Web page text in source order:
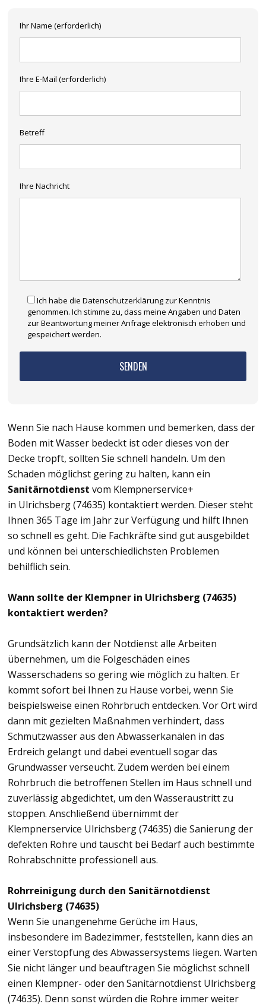
Ihr Name (erforderlich)
Ihre E-Mail (erforderlich)
Betreff
Ihre Nachricht
Ich habe die Datenschutzerklärung zur Kenntnis
genommen. Ich stimme zu, dass meine Angaben und Daten
zur Beantwortung meiner Anfrage elektronisch erhoben und
gespeichert werden.
Wenn Sie nach Hause kommen und bemerken, dass der
Boden mit Wasser bedeckt ist oder dieses von der
Decke tropft, sollten Sie schnell handeln. Um den
Schaden möglichst gering zu halten, kann ein
Sanitärnotdienst vom Klempnerservice+
in Ulrichsberg (74635) kontaktiert werden. Dieser steht
Ihnen 365 Tage im Jahr zur Verfügung und hilft Ihnen
so schnell es geht. Die Fachkräfte sind gut ausgebildet
und können bei unterschiedlichsten Problemen
behilflich sein.
Wann sollte der Klempner in Ulrichsberg (74635)
kontaktiert werden?
Grundsätzlich kann der Notdienst alle Arbeiten
übernehmen, um die Folgeschäden eines
Wasserschadens so gering wie möglich zu halten. Er
kommt sofort bei Ihnen zu Hause vorbei, wenn Sie
beispielsweise einen Rohrbruch entdecken. Vor Ort wird
dann mit gezielten Maßnahmen verhindert, dass
Schmutzwasser aus den Abwasserkanälen in das
Erdreich gelangt und dabei eventuell sogar das
Grundwasser verseucht. Zudem werden bei einem
Rohrbruch die betroffenen Stellen im Haus schnell und
zuverlässig abgedichtet, um den Wasseraustritt zu
stoppen. Anschließend übernimmt der
Klempnerservice Ulrichsberg (74635) die Sanierung der
defekten Rohre und tauscht bei Bedarf auch bestimmte
Rohrabschnitte professionell aus.
Rohrreinigung durch den Sanitärnotdienst
Ulrichsberg (74635)
Wenn Sie unangenehme Gerüche im Haus,
insbesondere im Badezimmer, feststellen, kann dies an
einer Verstopfung des Abwassersystems liegen. Warten
Sie nicht länger und beauftragen Sie möglichst schnell
einen Klempner- oder den Sanitärnotdienst Ulrichsberg
(74635). Denn sonst würden die Rohre immer weiter